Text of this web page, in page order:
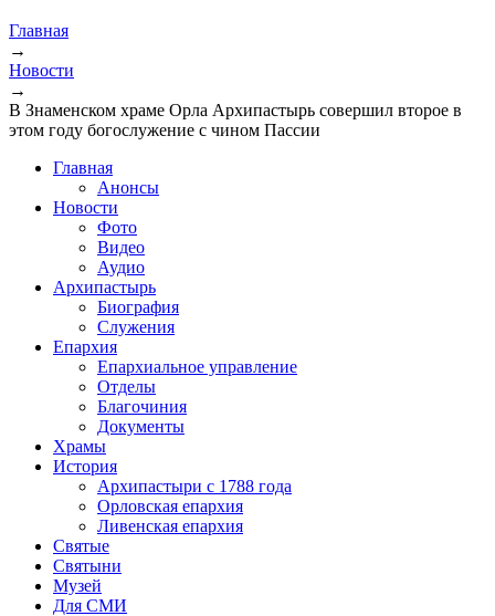
Главная
→
Новости
→
В Знаменском храме Орла Архипастырь совершил второе в
этом году богослужение с чином Пассии
Главная
Анонсы
Новости
Фото
Видео
Аудио
Архипастырь
Биография
Служения
Епархия
Епархиальное управление
Отделы
Благочиния
Документы
Храмы
История
Архипастыри с 1788 года
Орловская епархия
Ливенская епархия
Святые
Святыни
Музей
Для СМИ